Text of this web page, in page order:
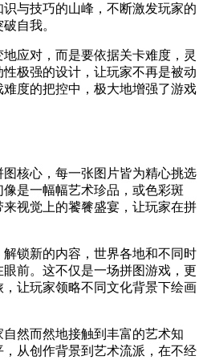
与技巧的山峰，不断激发玩家的
自我。
应对，而是要依据关卡难度，灵
极强的设计，让玩家不再是被动
度的把控中，极大地增强了游戏
核心，每一张图片皆为精心挑选
是一幅幅艺术珍品，或色彩斑
视觉上的饕餮盛宴，让玩家在拼
锁新的内容，世界各地和不同时
前。这不仅是一场拼图游戏，更
让玩家领略不同文化背景下绘画
然而然地接触到丰富的艺术知
从创作背景到艺术流派，在不经